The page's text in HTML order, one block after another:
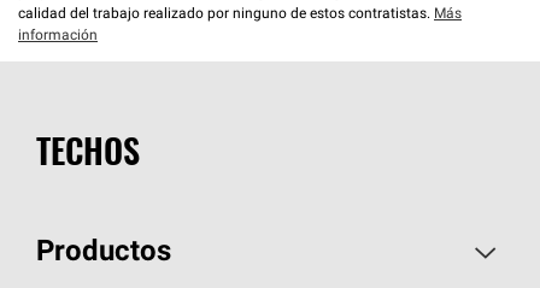
calidad del trabajo realizado por ninguno de estos contratistas. Más
información
TECHOS
Productos